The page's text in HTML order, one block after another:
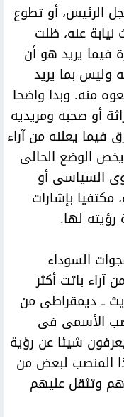
الرئيس، أو تطوع
عنه، ظلت
يريد هو أن
وليس بما يريد
منه. وبدا واضحا
أو صحبه ومريديه
فيما يعلنه من آراء
يخص الوضع الحالى
السياسى أو
مكتفيا بإشارات
لها.
السوداء
آراء باتت أكثر
ــ ديمقراطى من
الأسمى فى
شيئا عن رؤية
المنصب لبعض من
وتثقل عليهم